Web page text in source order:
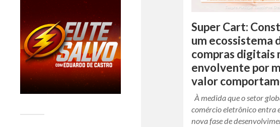
Super Cart:
um ecossistema
compras digitais
envolvente por
valor
À medida que o setor
comércio eletrônico entra
nova fase de